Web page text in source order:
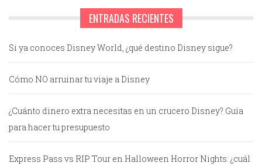
ENTRADAS RECIENTES
Si ya conoces Disney World, ¿qué destino Disney sigue?
Cómo NO arruinar tu viaje a Disney
¿Cuánto dinero extra necesitas en un crucero Disney? Guía
para hacer tu presupuesto
Express Pass vs RIP Tour en Halloween Horror Nights: ¿cuál